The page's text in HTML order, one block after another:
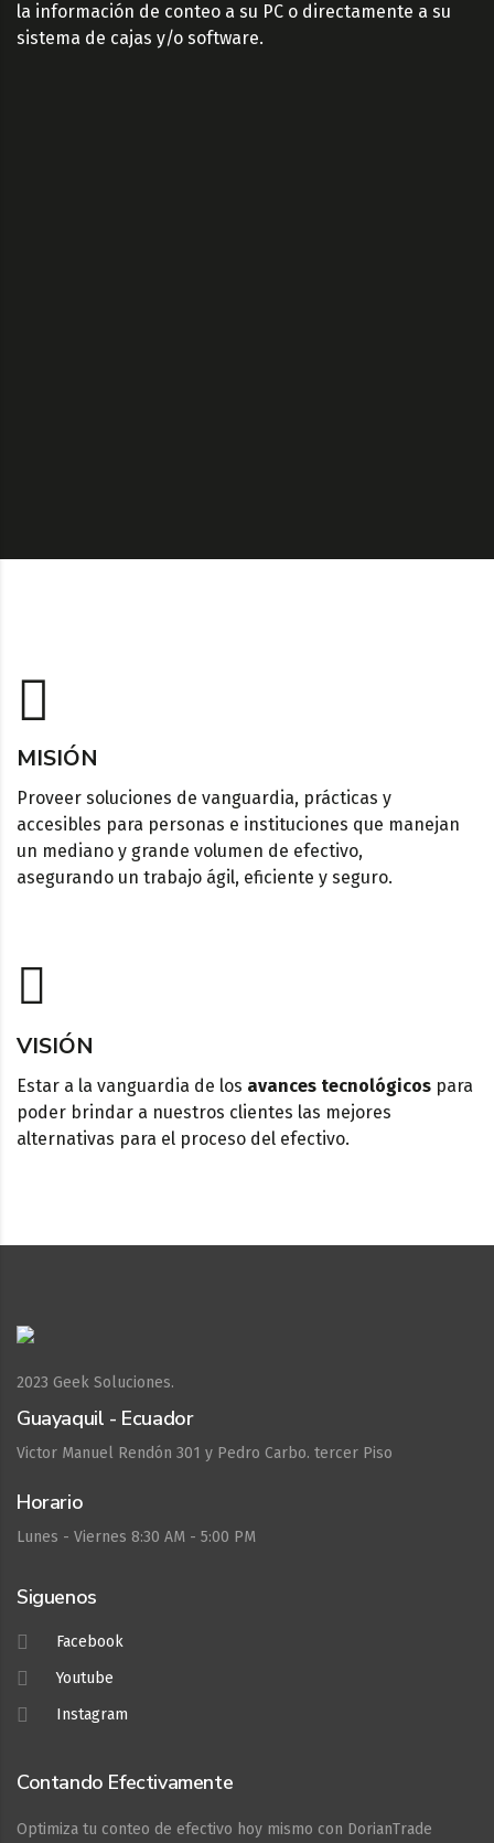
la información de conteo a su PC o directamente a su
sistema de cajas y/o software.
MISIÓN
Proveer soluciones de vanguardia, prácticas y
accesibles para personas e instituciones que manejan
un mediano y grande volumen de efectivo,
asegurando un trabajo ágil, eficiente y seguro.
VISIÓN
Estar a la vanguardia de los avances tecnológicos para
poder brindar a nuestros clientes las mejores
alternativas para el proceso del efectivo.
2023 Geek Soluciones.
Guayaquil - Ecuador
Victor Manuel Rendón 301 y Pedro Carbo. tercer Piso
Horario
Lunes - Viernes 8:30 AM - 5:00 PM
Siguenos
Facebook
Youtube
Instagram
Contando Efectivamente
Optimiza tu conteo de efectivo hoy mismo con DorianTrade